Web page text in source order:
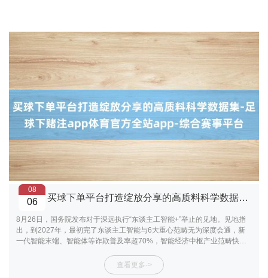
08
06 买球下单平台打造绽放分享的高质料科学数据集-足球下赌注app体育官方全站app-综合赛事平台
8月26日，国务院发布对于深远执行“东谈主工智能+”举止的见地。见地指
出，到2027年，最初完了东谈主工智能与6大重心范畴无为深度会通，新
一代智能末端、智能体等诈欺普及率超70%，智能经济中枢产业范畴快速
接体系不息完善。到2030年，我国东谈主工智能全面赋能高质料发展，新
一代智能末端、智能体等诈欺普及率超90%，智能经济成为我国经济发展
查看更多->